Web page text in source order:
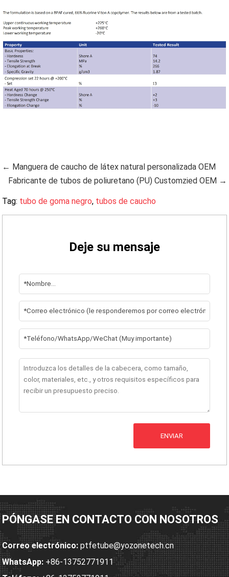
← Manguera de caucho de látex natural personalizada OEM
Fabricante de tubos de poliuretano (PU) Customzied OEM →
Tag: tubo de goma negro, tubos de caucho
Deje su mensaje
ENVIAR
PÓNGASE EN CONTACTO CON NOSOTROS
Correo electrónico: ptfetube@yozonetech.cn
WhatsApp: +86-13752771911